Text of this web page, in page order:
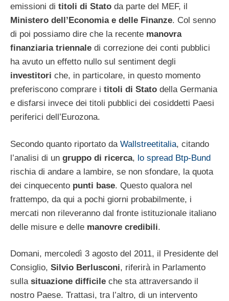
emissioni di titoli di Stato da parte del MEF, il
Ministero dell’Economia e delle Finanze. Col senno
di poi possiamo dire che la recente manovra
finanziaria triennale di correzione dei conti pubblici
ha avuto un effetto nullo sul sentiment degli
investitori che, in particolare, in questo momento
preferiscono comprare i titoli di Stato della Germania
e disfarsi invece dei titoli pubblici dei cosiddetti Paesi
periferici dell’Eurozona.
Secondo quanto riportato da Wallstreetitalia, citando
l’analisi di un gruppo di ricerca, lo spread Btp-Bund
rischia di andare a lambire, se non sfondare, la quota
dei cinquecento punti base. Questo qualora nel
frattempo, da qui a pochi giorni probabilmente, i
mercati non rileveranno dal fronte istituzionale italiano
delle misure e delle manovre credibili.
Domani, mercoledì 3 agosto del 2011, il Presidente del
Consiglio, Silvio Berlusconi, riferirà in Parlamento
sulla situazione difficile che sta attraversando il
nostro Paese. Trattasi, tra l’altro, di un intervento